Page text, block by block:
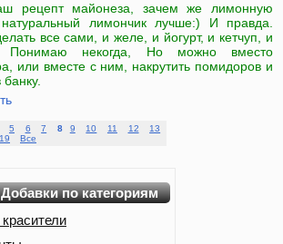
рецепт майонеза, зачем же лимонную
натуральный лимончик лучше:) И правда.
все сами, и желе, и йогурт, и кетчуп, и
Понимаю некогда, Но можно вместо
или вместе с ним, накрутить помидоров и
банку.
5 6 7 8 9 10 11 12
13
19 Все
Добавки по категориям